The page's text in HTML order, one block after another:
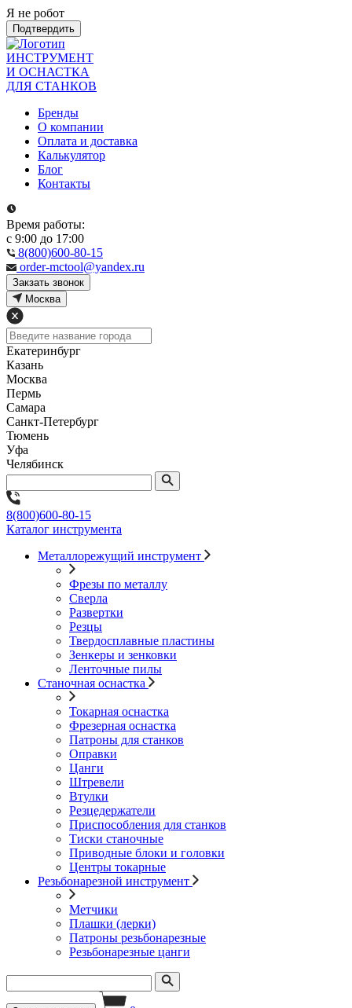
Я не робот
Подтвердить
ИНСТРУМЕНТ
И ОСНАСТКА
ДЛЯ СТАНКОВ
Бренды
О компании
Оплата и доставка
Калькулятор
Блог
Контакты
Время работы:
с 9:00 до 17:00
8(800)600-80-15
order-mctool@yandex.ru
Закзать звонок
Москва
Екатеринбург
Казань
Москва
Пермь
Самара
Санкт-Петербург
Тюмень
Уфа
Челябинск
8(800)600-80-15
Каталог инструмента
Металлорежущий инструмент
Фрезы по металлу
Сверла
Развертки
Резцы
Твердосплавные пластины
Зенкеры и зенковки
Ленточные пилы
Станочная оснастка
Токарная оснастка
Фрезерная оснастка
Патроны для станков
Оправки
Цанги
Штревели
Втулки
Резцедержатели
Приспособления для станков
Тиски станочные
Приводные блоки и головки
Центры токарные
Резьбонарезной инструмент
Метчики
Плашки (лерки)
Патроны резьбонарезные
Резьбонарезные цанги